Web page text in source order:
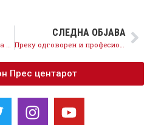
СЛЕДНА ОБЈАВА
Прес центарот